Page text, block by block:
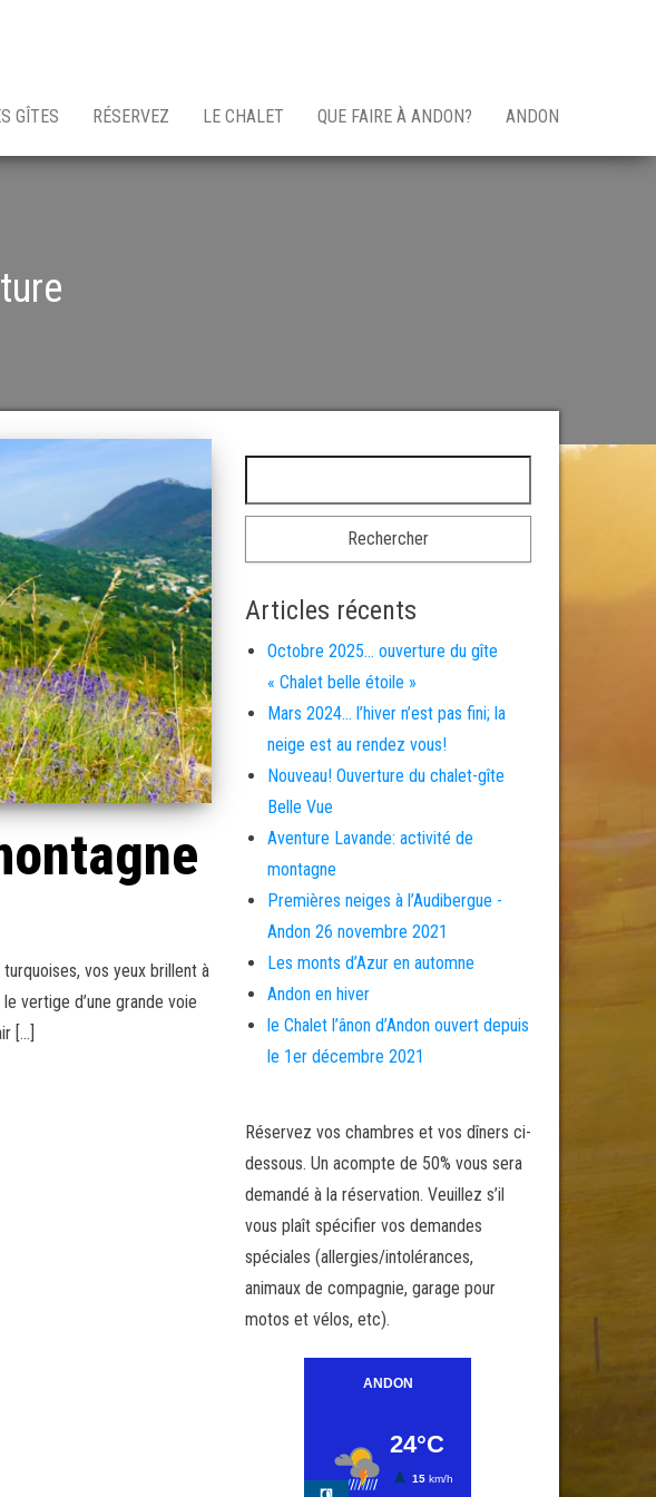
GÎTES RÉSERVEZ LE CHALET QUE FAIRE À ANDON? ANDON
vos yeux brillent à
vertige d’une grande voie
[…]
Articles récents
Octobre 2025… ouverture du gîte
« Chalet belle étoile »
Mars 2024… l’hiver n’est pas fini; la
neige est au rendez vous!
Nouveau! Ouverture du chalet-gîte
Belle Vue
Aventure Lavande: activité de
montagne
Premières neiges à l’Audibergue -
Andon 26 novembre 2021
Les monts d’Azur en automne
Andon en hiver
le Chalet l’ânon d’Andon ouvert depuis
le 1er décembre 2021
Réservez vos chambres et vos dîners ci-
dessous. Un acompte de 50% vous sera
demandé à la réservation. Veuillez s’il
vous plaît spécifier vos demandes
spéciales (allergies/intolérances,
animaux de compagnie, garage pour
motos et vélos, etc).